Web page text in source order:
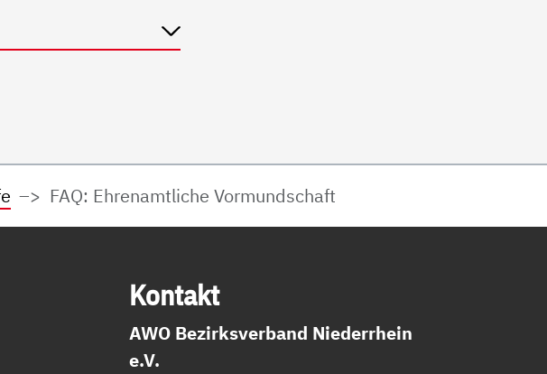
FAQ: Ehrenamtliche Vormundschaft
Kon­takt
AWO Bezirksverband Niederrhein
e.V.